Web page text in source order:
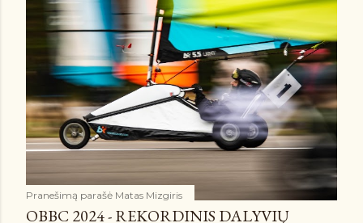
Pranešimą parašė Matas Mizgiris
OBBC 2024 - REKORDINIS DALYVIŲ